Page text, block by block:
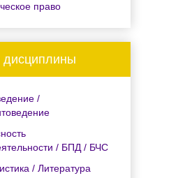
право
дисциплины
/
/ БПД / БЧС
/ Литература